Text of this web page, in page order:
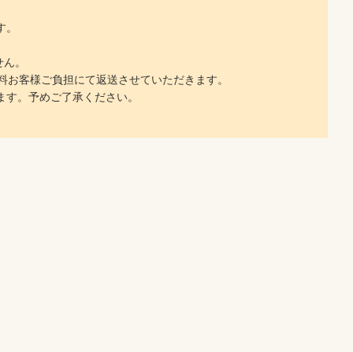
。
客様ご負担にて返送させていただきます。
。予めご了承ください。